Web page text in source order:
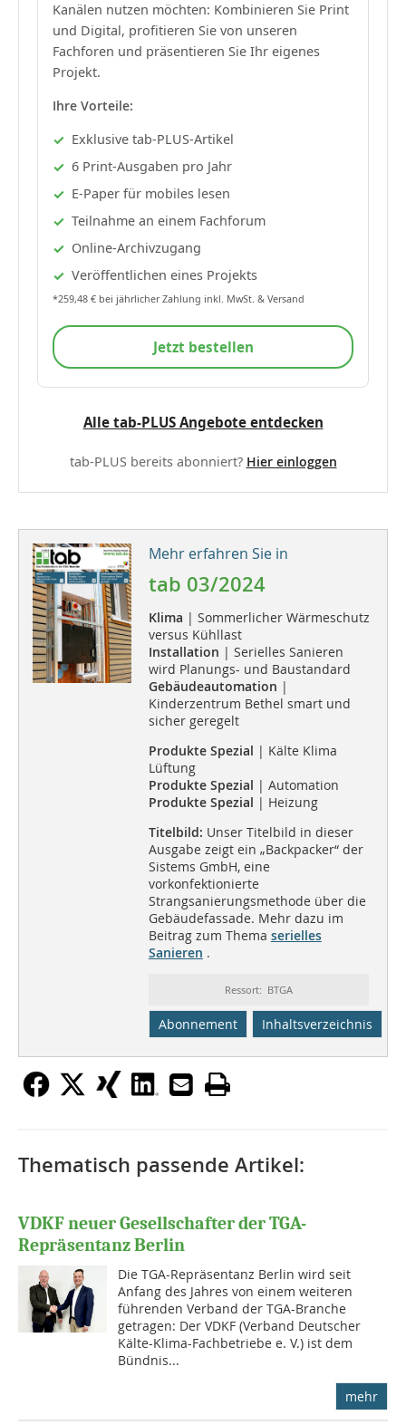
Kanälen nutzen möchten: Kombinieren Sie Print
und Digital, profitieren Sie von unseren
Fachforen und präsentieren Sie Ihr eigenes
Projekt.
Ihre Vorteile:
Exklusive tab-PLUS-Artikel
6 Print-Ausgaben pro Jahr
E-Paper für mobiles lesen
Teilnahme an einem Fachforum
Online-Archivzugang
Veröffentlichen eines Projekts
*259,48 € bei jährlicher Zahlung inkl. MwSt. & Versand
Jetzt bestellen
Alle tab-PLUS Angebote entdecken
tab-PLUS bereits abonniert? Hier einloggen
Mehr erfahren Sie in
tab 03/2024
Klima | Sommerlicher Wärmeschutz
versus Kühllast
Installation | Serielles Sanieren
wird Planungs- und Baustandard
Gebäudeautomation |
Kinderzentrum Bethel smart und
sicher geregelt
Produkte Spezial | Kälte Klima
Lüftung
Produkte Spezial | Automation
Produkte Spezial | Heizung
Titelbild: Unser Titelbild in dieser
Ausgabe zeigt ein „Backpacker“ der
Sistems GmbH, eine
vorkonfektionierte
Strangsanierungsmethode über die
Gebäudefassade. Mehr dazu im
Beitrag zum Thema serielles
Sanieren .
Ressort: BTGA
Abonnement Inhaltsverzeichnis
Thematisch passende Artikel:
VDKF neuer Gesellschafter der TGA-
Repräsentanz Berlin
Die TGA-Repräsentanz Berlin wird seit
Anfang des Jahres von einem weiteren
führenden Verband der TGA-Branche
getragen: Der VDKF (Verband Deutscher
Kälte-Klima-Fachbetriebe e. V.) ist dem
Bündnis...
mehr